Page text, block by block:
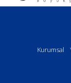
Kurumsal